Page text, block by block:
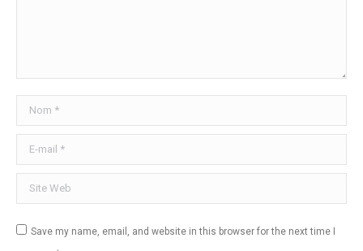
Nom *
E-mail *
Site Web
Save my name, email, and website in this browser for the next time I